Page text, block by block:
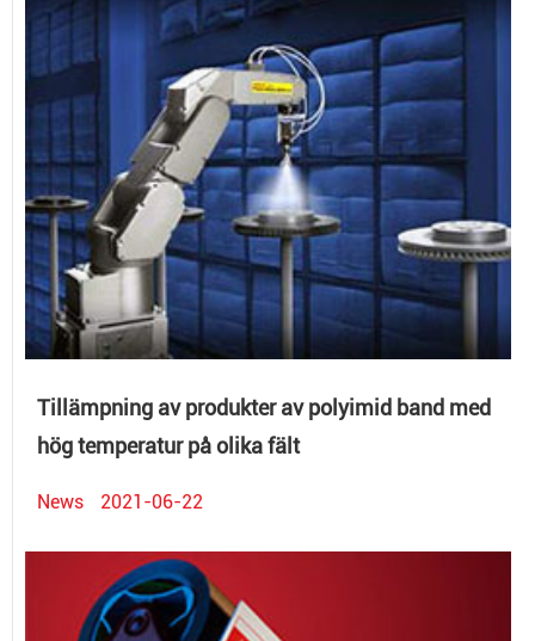
Tillämpning av produkter av polyimid band med
hög temperatur på olika fält
News 2021-06-22